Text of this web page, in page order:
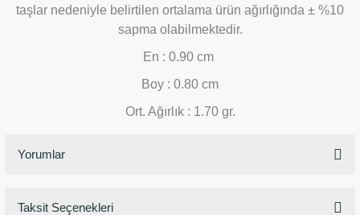
taşlar nedeniyle belirtilen ortalama ürün ağırlığında ± %10
sapma olabilmektedir.
En : 0.90 cm
Boy : 0.80 cm
Ort. Ağırlık : 1.70 gr.
Yorumlar
Taksit Seçenekleri